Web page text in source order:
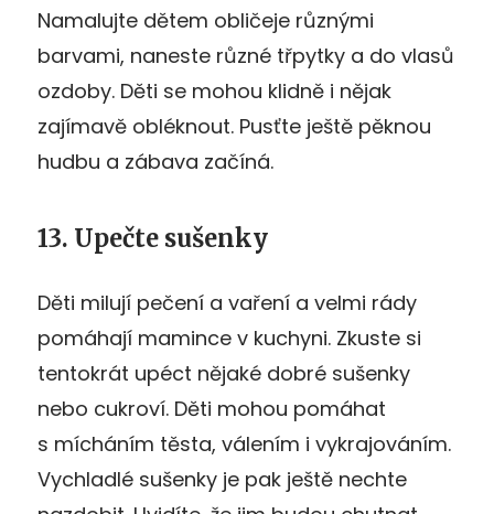
Namalujte dětem obličeje různými
barvami, naneste různé třpytky a do vlasů
ozdoby. Děti se mohou klidně i nějak
zajímavě obléknout. Pusťte ještě pěknou
hudbu a zábava začíná.
13. Upečte sušenky
Děti milují pečení a vaření a velmi rády
pomáhají mamince v kuchyni. Zkuste si
tentokrát upéct nějaké dobré sušenky
nebo cukroví. Děti mohou pomáhat
s mícháním těsta, válením i vykrajováním.
Vychladlé sušenky je pak ještě nechte